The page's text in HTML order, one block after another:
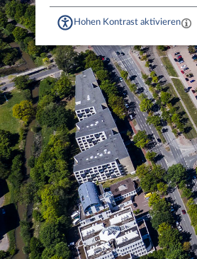
Hohen Kontrast aktivieren